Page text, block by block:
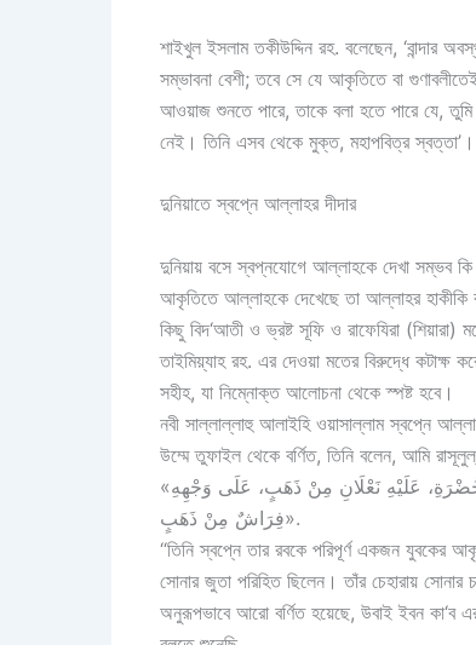
শাইখুল ইসলাম তকীউদ্দিন রহ. বলেছেন, ‘বান্দার
সম্ভাবনা বেশী; তবে সে যে আকৃতিতে বা
আওয়াজ শুনতে পারে, তাকে বলা হতে পারে যে,
নেই। তিনি এসব থেকে মুক্ত, মহাপবিত্র স্বত্তা’।
দুনিয়াতে স্বপ্নে আল্লাহর দীদার
দুনিয়ায় বসে স্বপ্নযোগে আল্লাহকে দেখা সম্ভব
আকৃতিতে আল্লাহকে দেখেছে তা আল্লাহর
কিছু বিদ‘আতী ও ভ্রষ্ট সূফি ও রাফেযিরা
তাইমিয়্যাহ রহ. এর দেওয়া মতের বিরুদ্ধে কটাক্ষ
সহীহ, যা নিম্নোক্ত আলোচনা থেকে স্পষ্ট হবে।
নবী সাল্লাল্লাহু আলাইহি ওয়াসাল্লাম স্বপ্নে
উম্মে তুফাইল থেকে বর্ণিত, তিনি বলেন, আমি
«أَنَّهُ رَأَى رَبَّهُ عَزَّ وَجَلَّ فِي النَّوْمِ فِي صُورَةِ شَابٍّ ذِي وَفْرَةٍ، قَدَمَاهُ فِي الْخُضْرَةِ، عَلَيْهِ نَعْلَانِ مِنْ ذَهَبٍ، عَلَى وَجْهِهِ
فِرَاشٌ مِنْ ذَهَبٍ».
“তিনি স্বপ্নে তার রবকে পরিপূর্ণ একজন যুবকের
সোনার জুতা পরিহিত ছিলেন। তাঁর চেহারায়
অনুরূপভাবে আরো বর্ণিত হয়েছে, উবাই ইবন কা‘ব